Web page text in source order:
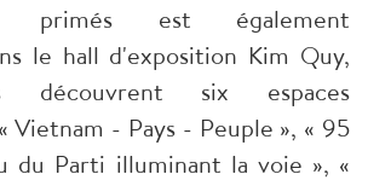
primés est également
le hall d'exposition Kim Quy,
découvrent six espaces
Vietnam - Pays - Peuple », « 95
du Parti illuminant la voie », «